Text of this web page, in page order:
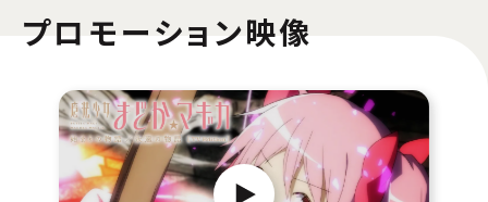
2025年10月12日(日)より 17:00～
2025年10月12日(日)より 17:00～
CBCテレビ
2025年10月12日(日)より 17:00～
山陽放送
プロモーション映像